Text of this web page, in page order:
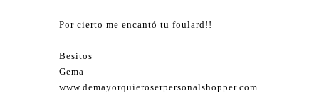
Por cierto me encantó tu foulard!!
Besitos
Gema
www.demayorquieroserpersonalshopper.com